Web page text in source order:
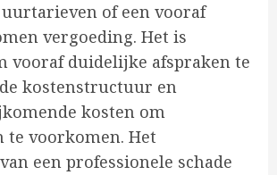
uurtarieven of een vooraf
vergoeding. Het is
vooraf duidelijke afspraken te
kostenstructuur en
kosten om
te voorkomen. Het
een professionele schade